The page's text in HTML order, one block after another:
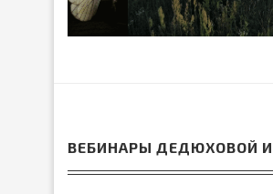
ВЕБИНАРЫ ДЕДЮХОВОЙ